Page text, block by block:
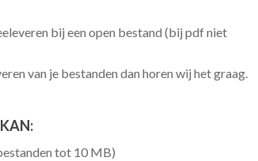
bij een open bestand (bij pdf niet
van je bestanden dan horen wij het graag.
tot 10 MB)